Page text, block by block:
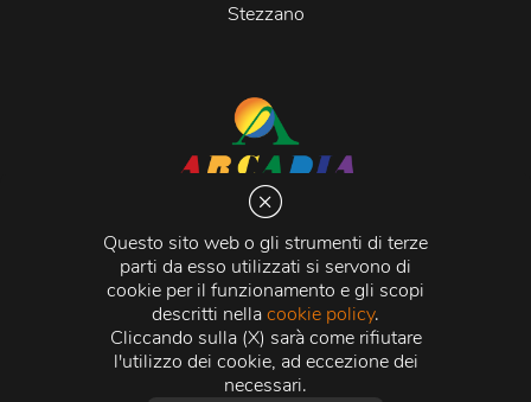
Questo sito web o gli strumenti di terze
parti da esso utilizzati si servono di
cookie per il funzionamento e gli scopi
descritti nellacookie policy.
Cliccando sulla (X) sarà come rifiutare
l'utilizzo dei cookie, ad eccezione dei
necessari.
Stezzano
Via Martiri della Libertà 20066 Melzo (MI)
C.C.I.A.A. - R.E.A di Milano n. 1427910
Registro delle Imprese di Milano n. 338392 -
Fiscale e Partita Iva11015840157 | Capitale Sociale
500.000,00 i.v.
Credits:Crea Informatica S.r.l. 2026 © Tutti i diritti
riservati.